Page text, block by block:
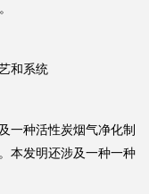
和系统
种活性炭烟气净化制
本发明还涉及一种一种